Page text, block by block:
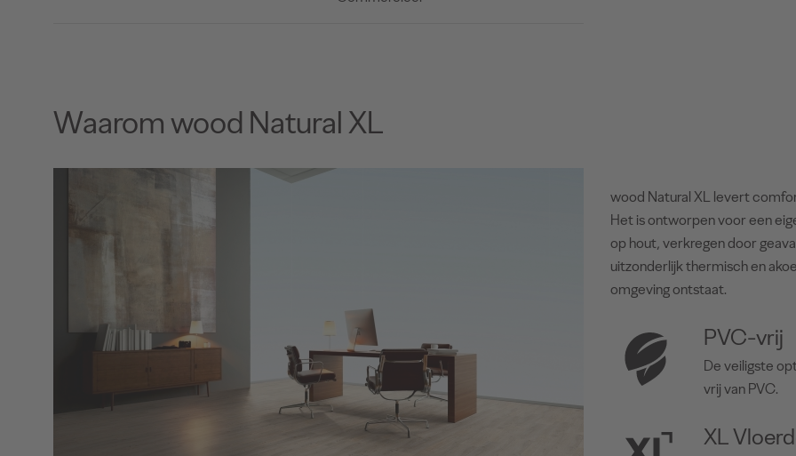
Waarom wood Natural XL
wood Natural XL levert
Het is ontworpen voor een
op hout, verkregen door
uitzonderlijk thermisch en
omgeving ontstaat.
PVC-vrij
De veiligste
vrij van PVC.
XL